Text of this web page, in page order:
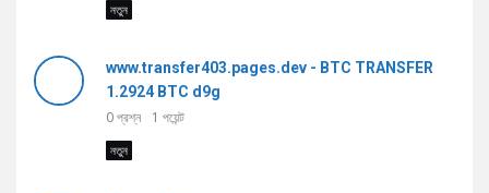
নতুন
www.transfer403.pages.dev - BTC TRANSFER
1.2924 BTC d9g
0প্রশ্ন 1 পয়েন্ট
নতুন